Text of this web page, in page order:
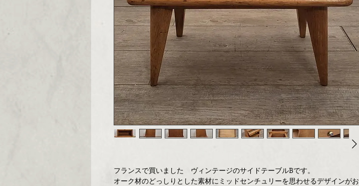
フランスで買いました ヴィンテージのサイドテーブルBです。
オーク材のどっしりとした素材にミッドセンチュリーを思わせるデザインがお